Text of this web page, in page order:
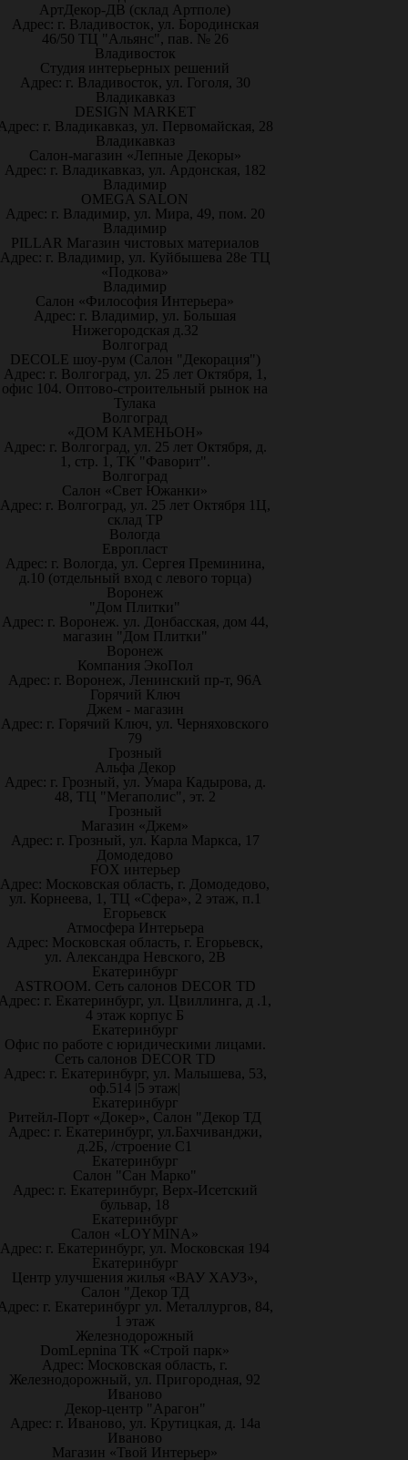
АртДекор-ДВ (склад Артполе)
Адрес: г. Владивосток, ул. Бородинская
46/50 ТЦ "Альянс", пав. № 26
Владивосток
Студия интерьерных решений
Адрес: г. Владивосток, ул. Гоголя, 30
Владикавказ
DESIGN MARKET
г. Владикавказ, ул. Первомайская, 28
Владикавказ
Салон-магазин «Лепные Декоры»
Адрес: г. Владикавказ, ул. Ардонская, 182
Владимир
OMEGA SALON
Адрес: г. Владимир, ул. Мира, 49, пом. 20
Владимир
PILLAR Магазин чистовых материалов
Адрес: г. Владимир, ул. Куйбышева 28е ТЦ
«Подкова»
Владимир
Салон «Философия Интерьера»
Адрес: г. Владимир, ул. Большая
Нижегородская д.32
Волгоград
DECOLE шоу-рум (Салон "Декорация")
Адрес: г. Волгоград, ул. 25 лет Октября, 1,
офис 104. Оптово-строительный рынок на
Тулака
Волгоград
«ДОМ КАМЕНЬОН»
Адрес: г. Волгоград, ул. 25 лет Октября, д.
1, стр. 1, ТК "Фаворит".
Волгоград
Салон «Свет Южанки»
Адрес: г. Волгоград, ул. 25 лет Октября 1Ц,
склад ТР
Вологда
Европласт
Адрес: г. Вологда, ул. Сергея Преминина,
д.10 (отдельный вход с левого торца)
Воронеж
"Дом Плитки"
Адрес: г. Воронеж. ул. Донбасская, дом 44,
магазин "Дом Плитки"
Воронеж
Компания ЭкоПол
Адрес: г. Воронеж, Ленинский пр-т, 96А
Горячий Ключ
Джем - магазин
Адрес: г. Горячий Ключ, ул. Черняховского
79
Грозный
Альфа Декор
Адрес: г. Грозный, ул. Умара Кадырова, д.
48, ТЦ "Мегаполис", эт. 2
Грозный
Магазин «Джем»
Адрес: г. Грозный, ул. Карла Маркса, 17
Домодедово
FOX интерьер
Адрес: Московская область, г. Домодедово,
ул. Корнеева, 1, ТЦ «Сфера», 2 этаж, п.1
Егорьевск
Атмосфера Интерьера
Адрес: Московская область, г. Егорьевск,
ул. Александра Невского, 2В
Екатеринбург
ASTROOM. Сеть салонов DECOR TD
г. Екатеринбург, ул. Цвиллинга, д .1,
4 этаж корпус Б
Екатеринбург
Офис по работе с юридическими лицами.
Сеть салонов DECOR TD
Адрес: г. Екатеринбург, ул. Малышева, 53,
оф.514 |5 этаж|
Екатеринбург
Ритейл-Порт «Докер», Салон "Декор ТД
Адрес: г. Екатеринбург, ул.Бахчиванджи,
д.2Б, /строение С1
Екатеринбург
Салон "Сан Марко"
Адрес: г. Екатеринбург, Верх-Исетский
бульвар, 18
Екатеринбург
Салон «LOYMINA»
Адрес: г. Екатеринбург, ул. Московская 194
Екатеринбург
Центр улучшения жилья «ВАУ ХАУЗ»,
Салон "Декор ТД
г. Екатеринбург ул. Металлургов, 84,
1 этаж
Железнодорожный
DomLepnina ТК «Строй парк»
Адрес: Московская область, г.
Железнодорожный, ул. Пригородная, 92
Иваново
Декор-центр "Арагон"
Адрес: г. Иваново, ул. Крутицкая, д. 14а
Иваново
Магазин «Твой Интерьер»